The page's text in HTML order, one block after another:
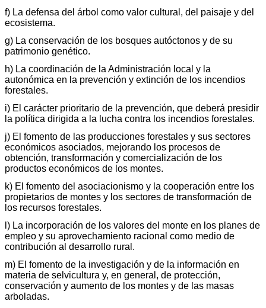
f) La defensa del árbol como valor cultural, del paisaje y del
ecosistema.
g) La conservación de los bosques autóctonos y de su
patrimonio genético.
h) La coordinación de la Administración local y la
autonómica en la prevención y extinción de los incendios
forestales.
i) El carácter prioritario de la prevención, que deberá presidir
la política dirigida a la lucha contra los incendios forestales.
j) El fomento de las producciones forestales y sus sectores
económicos asociados, mejorando los procesos de
obtención, transformación y comercialización de los
productos económicos de los montes.
k) El fomento del asociacionismo y la cooperación entre los
propietarios de montes y los sectores de transformación de
los recursos forestales.
l) La incorporación de los valores del monte en los planes de
empleo y su aprovechamiento racional como medio de
contribución al desarrollo rural.
m) El fomento de la investigación y de la información en
materia de selvicultura y, en general, de protección,
conservación y aumento de los montes y de las masas
arboladas.